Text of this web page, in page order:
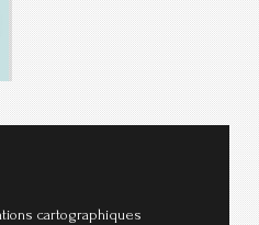
cartographiques